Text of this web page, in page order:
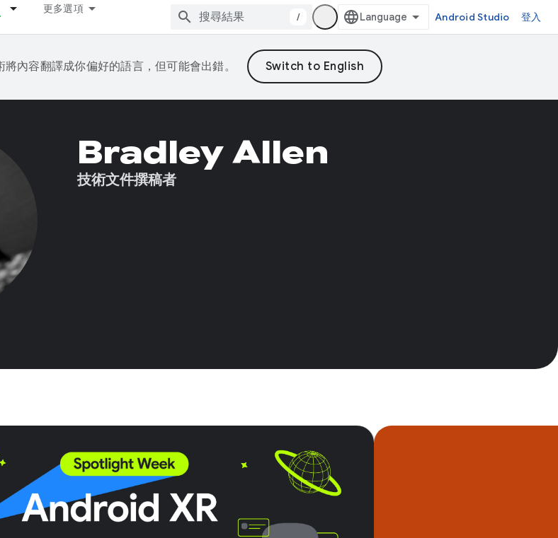
更多選項
/ Android Studio 登入
內容翻譯成你偏好的語言，但可能會出錯。
Bradley Allen
技術文件撰稿者